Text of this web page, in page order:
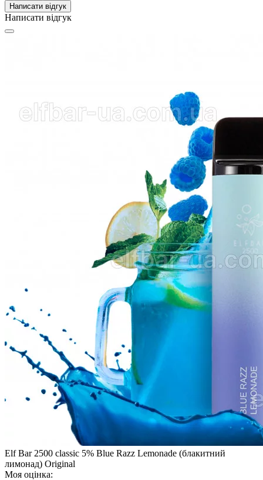
Написати відгук
Написати відгук
Elf Bar 2500 сlassiс 5% Blue Razz Lemonade (блакитний
лимонад) Original
Моя оцінка: